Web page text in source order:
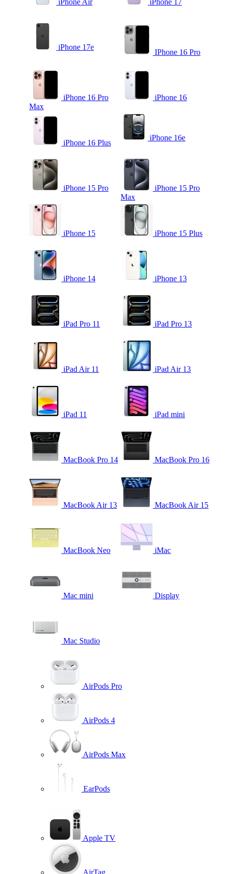
iPhone Air iPhone 17
iPhone 17e
IPhone 16 Pro
iPhone 16 Pro
Max
iPhone 16
iPhone 16 Plus
iPhone 16e
iPhone 15 Pro
iPhone 15 Pro
Max
iPhone 15 iPhone 15 Plus
iPhone 14 iPhone 13
iPad Pro 11 iPad Pro 13
iPad Air 11 iPad Air 13
iPad 11 iPad mini
MacBook Pro 14 MacBook Pro 16
MacBook Air 13 MacBook Air 15
MacBook Neo iMac
Mac mini Display
Mac Studio
AirPods Pro
AirPods 4
AirPods Max
EarPods
Apple TV